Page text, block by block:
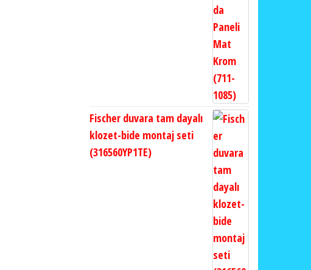
Fischer duvara tam dayalı
klozet-bide montaj seti
(316560YP1TE)